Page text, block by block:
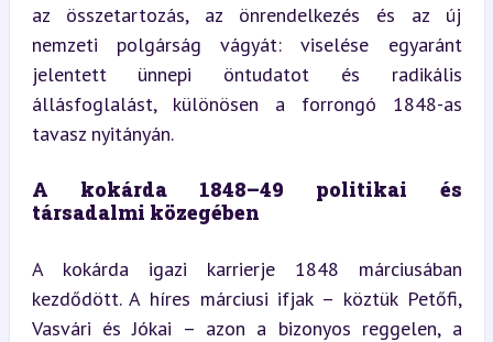
az összetartozás, az önrendelkezés és az új
nemzeti polgárság vágyát: viselése egyaránt
jelentett ünnepi öntudatot és radikális
állásfoglalást, különösen a forrongó 1848-as
tavasz nyitányán.
A kokárda 1848–49 politikai és
társadalmi közegében
A kokárda igazi karrierje 1848 márciusában
kezdődött. A híres márciusi ifjak – köztük Petőfi,
Vasvári és Jókai – azon a bizonyos reggelen, a